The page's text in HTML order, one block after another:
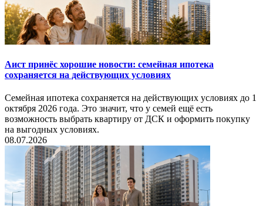
Аист принёс хорошие новости: семейная ипотека
сохраняется на действующих условиях
Семейная ипотека сохраняется на действующих условиях до 1
октября 2026 года. Это значит, что у семей ещё есть
возможность выбрать квартиру от ДСК и оформить покупку
на выгодных условиях.
08.07.2026